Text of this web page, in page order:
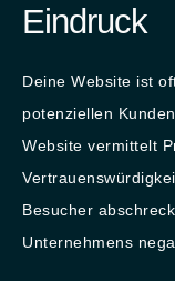
Eindruck
Deine Website ist
potenziellen
Website vermittelt
Besucher
Unternehmens